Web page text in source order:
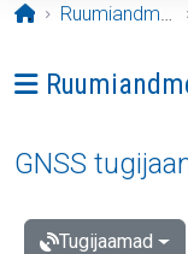
Avaleht
Ruumiandmed
Ava menüü:
GNSS
Tugijaamad